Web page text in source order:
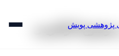
کارآفرینی